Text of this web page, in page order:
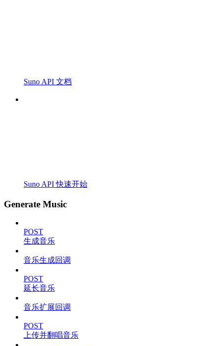
Suno API 文档
Suno API 快速开始
Generate Music
POST
生成音乐
音乐生成回调
POST
延长音乐
音乐扩展回调
POST
上传并翻唱音乐